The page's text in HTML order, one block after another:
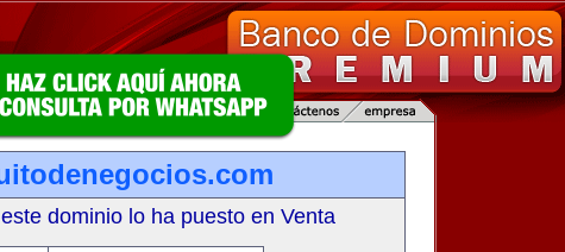
dominio lo ha puesto en Venta